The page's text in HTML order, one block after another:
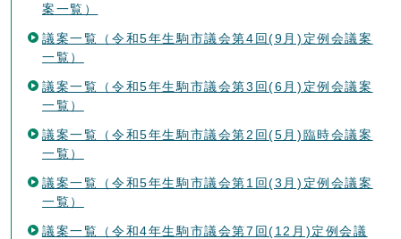
案一覧）
議案一覧（令和5年生駒市議会第4回(9月)定例会議案
一覧）
議案一覧（令和5年生駒市議会第3回(6月)定例会議案
一覧）
議案一覧（令和5年生駒市議会第2回(5月)臨時会議案
一覧）
議案一覧（令和5年生駒市議会第1回(3月)定例会議案
一覧）
議案一覧（令和4年生駒市議会第7回(12月)定例会議